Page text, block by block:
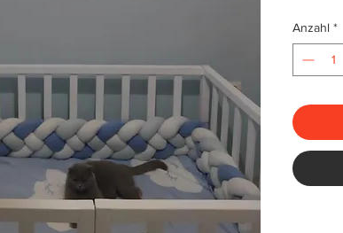
Anzahl *